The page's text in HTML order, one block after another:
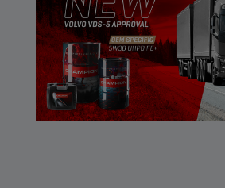
voiteluainekumppanina ja tukee
suorituskykyä innovaatioillaan ja
voiteluaineilla. Lisäksi kehitetään
edistyksellisiä ratkaisuja, jotka
kestämään kestävyyskilpailujen
olosuhteita.